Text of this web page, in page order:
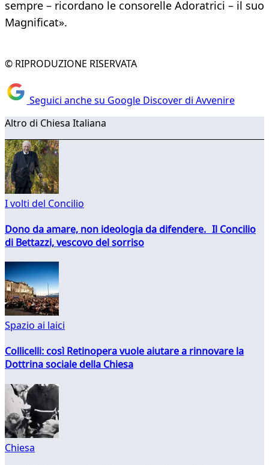
sempre – ricordano le consorelle Adoratrici – il suo
Magnificat».
© RIPRODUZIONE RISERVATA
Seguici anche su Google Discover di Avvenire
Altro di Chiesa Italiana
I volti del Concilio
Dono da amare, non ideologia da difendere. Il Concilio
di Bettazzi, vescovo del sorriso
Spazio ai laici
Collicelli: così Retinopera vuole aiutare a rinnovare la
Dottrina sociale della Chiesa
Chiesa